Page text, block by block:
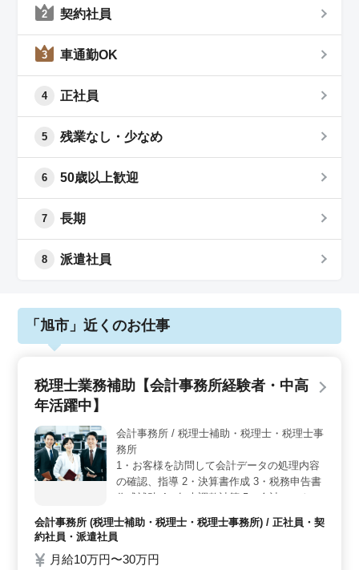
2 契約社員
3 車通勤OK
4 正社員
5 残業なし・少なめ
6 50歳以上歓迎
7 長期
8 派遣社員
「旭市」近くのお仕事
税理士業務補助【会計事務所経験者・中高
年活躍中】
会計事務所 / 税理士補助・税理士・税理士事
務所
1・お客様を訪問して会計データの処理内容
の確認、指導 2・決算書作成 3・税務申告書
作成補助 4・年末調整計算 5・会計ソフト入
経験者の募集になります。
会計事務所 (税理士補助・税理士・税理士事務所) / 正社員・契
約社員・派遣社員
月給10万円〜30万円